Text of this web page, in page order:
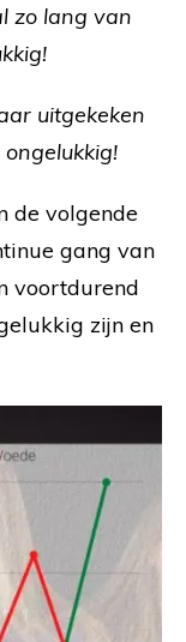
zo lang van
uitgekeken
de volgende
gang van
voortdurend
zijn en